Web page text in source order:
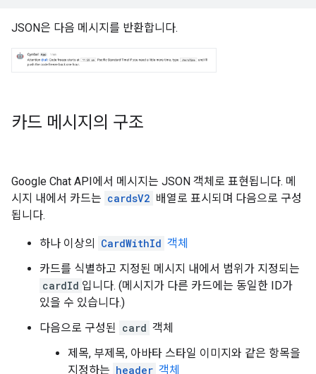
JSON은 다음 메시지를 반환합니다.
카드 메시지의 구조
Google Chat API에서 메시지는 JSON 객체로 표현됩니다. 메
시지 내에서 카드는 cardsV2 배열로 표시되며 다음으로 구성
됩니다.
하나 이상의 CardWithId 객체
카드를 식별하고 지정된 메시지 내에서 범위가 지정되는
cardId 입니다. (메시지가 다른 카드에는 동일한 ID가
있을 수 있습니다.)
다음으로 구성된 card 객체
제목, 부제목, 아바타 스타일 이미지와 같은 항목을
지정하는 header 객체